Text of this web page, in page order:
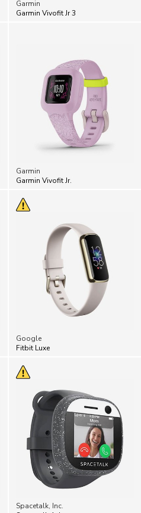
Garmin
Garmin Vivofit Jr 3
Garmin
Garmin Vivofit Jr.
Google
Fitbit Luxe
Spacetalk, Inc.